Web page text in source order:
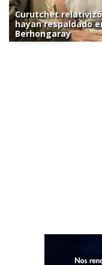
Curutchet
hayan respaldado
Berhongaray